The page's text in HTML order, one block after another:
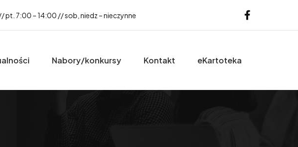
pt. 7:00 – 14:00 // sob, niedz – nieczynne
Nabory/konkursy Kontakt eKartoteka